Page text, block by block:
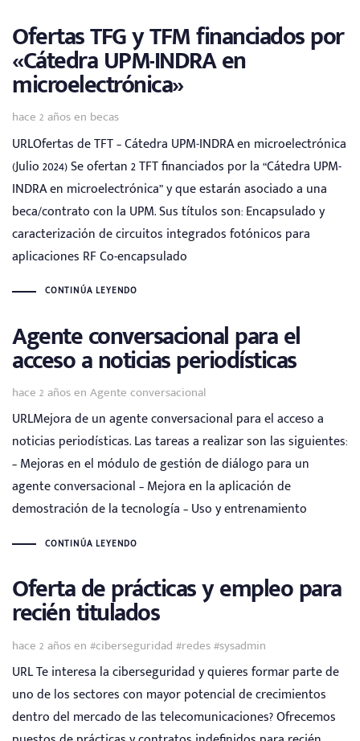
Ofertas TFG y TFM financiados por
«Cátedra UPM-INDRA en
microelectrónica»
hace 2 añosen
Tags becas
URLOfertas de TFT – Cátedra UPM-INDRA en microelectrónica
(Julio 2024) Se ofertan 2 TFT financiados por la “Cátedra UPM-
INDRA en microelectrónica” y que estarán asociado a una
beca/contrato con la UPM. Sus títulos son: Encapsulado y
caracterización de circuitos integrados fotónicos para
aplicaciones RF Co-encapsulado
CONTINÚA LEYENDO
Agente conversacional para el
acceso a noticias periodísticas
hace 2 añosen
Tags Agente conversacional
URLMejora de un agente conversacional para el acceso a
noticias periodísticas. Las tareas a realizar son las siguientes:
– Mejoras en el módulo de gestión de diálogo para un
agente conversacional – Mejora en la aplicación de
demostración de la tecnología – Uso y entrenamiento
CONTINÚA LEYENDO
Oferta de prácticas y empleo para
recién titulados
hace 2 añosen
Tags #ciberseguridad #redes #sysadmin
URL Te interesa la ciberseguridad y quieres formar parte de
uno de los sectores con mayor potencial de crecimientos
dentro del mercado de las telecomunicaciones? Ofrecemos